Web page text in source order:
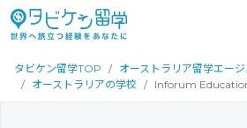
タビケン留学TOP
オーストラリア留学エージ
オーストラリアの学校
Inforum